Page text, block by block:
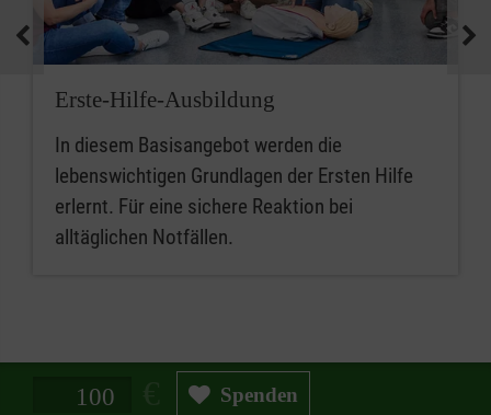
Erste-Hilfe-Ausbildung
In diesem Basisangebot werden die
lebenswichtigen Grundlagen der Ersten Hilfe
erlernt. Für eine sichere Reaktion bei
alltäglichen Notfällen.
Spendenbetrag in Euro Spenden